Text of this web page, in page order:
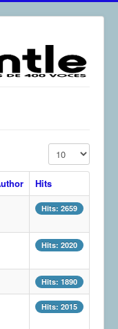
Display #
Hits
Hits: 2659
Hits: 2020
Hits: 1890
Hits: 2015